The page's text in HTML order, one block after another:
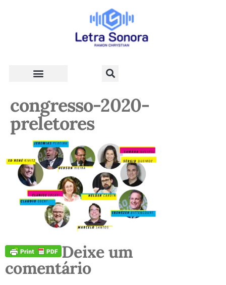
congresso-2020-
preletores
Deixe um
comentário